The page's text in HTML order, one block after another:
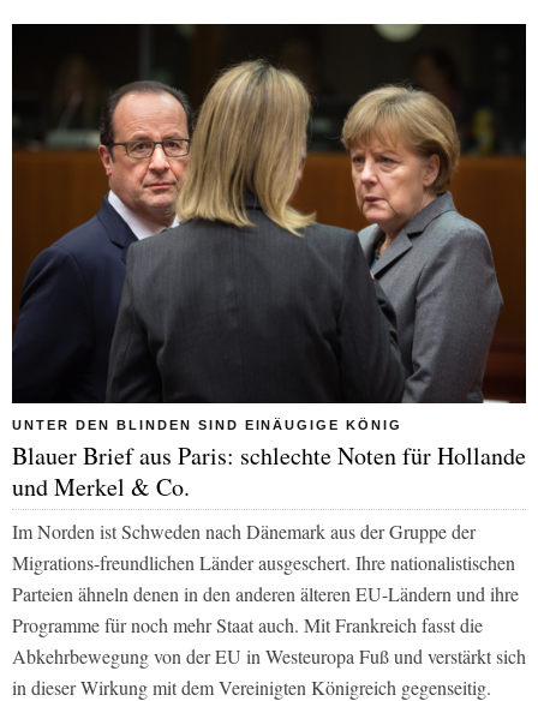
UNTER DEN BLINDEN SIND EINÄUGIGE KÖNIG
Blauer Brief aus Paris: schlechte Noten für Hollande
und Merkel & Co.
Im Norden ist Schweden nach Dänemark aus der Gruppe der
Migrations-freundlichen Länder ausgeschert. Ihre nationalistischen
Parteien ähneln denen in den anderen älteren EU-Ländern und ihre
Programme für noch mehr Staat auch. Mit Frankreich fasst die
Abkehrbewegung von der EU in Westeuropa Fuß und verstärkt sich
in dieser Wirkung mit dem Vereinigten Königreich gegenseitig.